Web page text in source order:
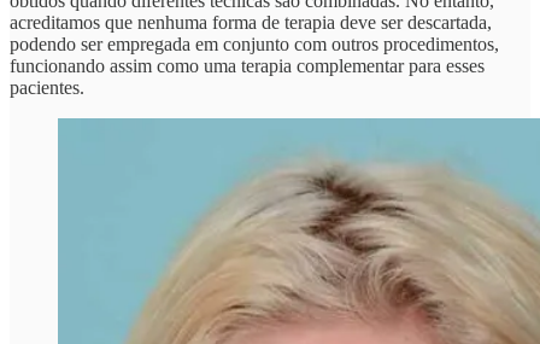
acreditamos que nenhuma forma de terapia deve ser descartada,
podendo ser empregada em conjunto com outros procedimentos,
funcionando assim como uma terapia complementar para esses
pacientes.